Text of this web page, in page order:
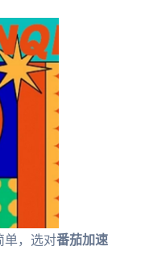
单，选对番茄加速